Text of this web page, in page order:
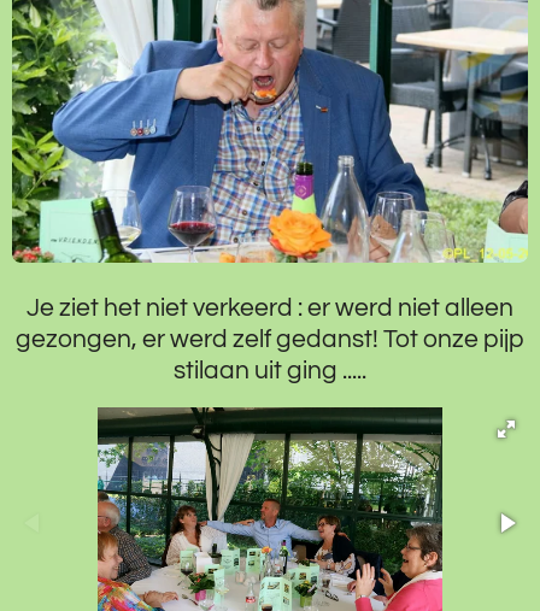
Je ziet het niet verkeerd : er werd niet alleen
gezongen, er werd zelf gedanst! Tot onze pijp
stilaan uit ging .....